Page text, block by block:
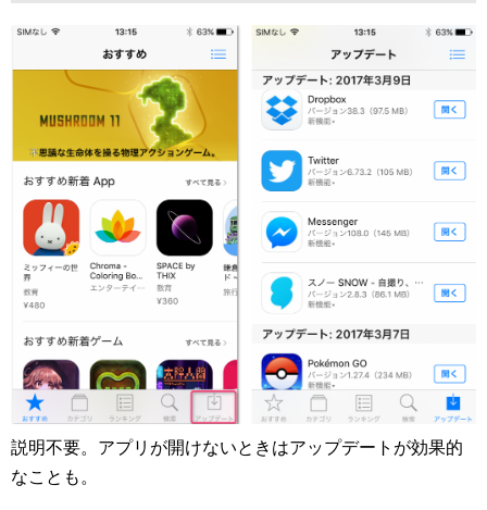
説明不要。アプリが開けないときはアップデートが効果的
なことも。